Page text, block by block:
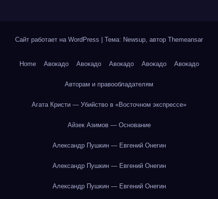
Сайт работает на WordPress Тема: Newsup, автор Themeansar
Home Авокадо Авокадо Авокадо Авокадо Авокадо
Авторам и правообладателям
Агата Кристи — Убийство в «Восточном экспрессе»
Айзек Азимов — Основание
Александр Пушкин — Евгений Онегин
Александр Пушкин — Евгений Онегин
Александр Пушкин — Евгений Онегин